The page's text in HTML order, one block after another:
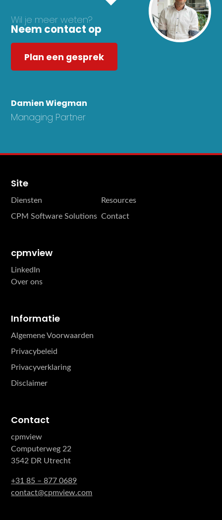
Wil je meer weten?
Neem contact op
Plan een gesprek
Damien Wiegman
Managing Partner
Site
Diensten
Resources
CPM Software Solutions Contact
cpmview
LinkedIn
Over ons
Informatie
Algemene Voorwaarden
Privacybeleid
Privacyverklaring
Disclaimer
Contact
cpmview
Computerweg 22
3542 DR Utrecht
+31 85 – 877 0689
contact@cpmview.com